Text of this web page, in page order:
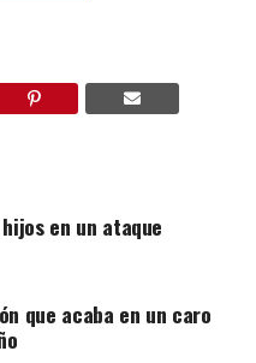
en un ataque
que acaba en un caro